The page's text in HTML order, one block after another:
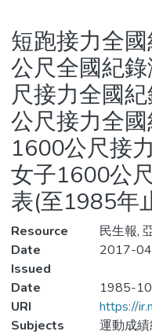
Statistics
短跑接力全
公尺全國紀
尺接力全國
公尺接力全
1600公尺接
女子1600公
表(至1985年
Resource
民生報,
Date
Issued
2017-
Date
1985-
URI
https://
Subjects
運動成